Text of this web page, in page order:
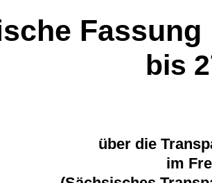
Fassung
bis
über die
im